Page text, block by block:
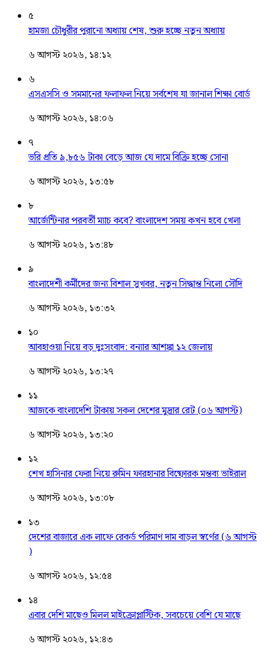
৫
হামজা চৌধুরীর পুরানো অধ্যায় শেষ, শুরু হচ্ছে নতুন অধ্যায়
৬ আগস্ট ২০২৬, ১৪:১২
৬
এসএসসি ও সমমানের ফলাফল নিয়ে সর্বশেষ যা জানাল শিক্ষা বোর্ড
৬ আগস্ট ২০২৬, ১৪:০৬
৭
ভরি প্রতি ৯,৮৫৬ টাকা বেড়ে আজ যে দামে বিক্রি হচ্ছে সোনা
৬ আগস্ট ২০২৬, ১৩:৫৮
৮
আর্জেন্টিনার পরবর্তী ম্যাচ কবে? বাংলাদেশ সময় কখন হবে খেলা
৬ আগস্ট ২০২৬, ১৩:৪৮
৯
বাংলাদেশী কর্মীদের জন্য বিশাল সুখবর, নতুন সিদ্ধান্ত নিলো সৌদি
৬ আগস্ট ২০২৬, ১৩:৩২
১০
আবহাওয়া নিয়ে বড় দুঃসংবাদ: বন্যার আশঙ্কা ১২ জেলায়
৬ আগস্ট ২০২৬, ১৩:২৭
১১
আজকে বাংলাদেশি টাকায় সকল দেশের মুদ্রার রেট (০৬ আগস্ট)
৬ আগস্ট ২০২৬, ১৩:২০
১২
শেখ হাসিনার ফেরা নিয়ে রুমিন ফারহানার বিষ্ফোরক মন্তব্য ভাইরাল
৬ আগস্ট ২০২৬, ১৩:০৮
১৩
দেশের বাজারে এক লাফে রেকর্ড পরিমাণ দাম বাড়ল স্বর্ণের (৬ আগস্ট
)
৬ আগস্ট ২০২৬, ১২:৫৪
১৪
এবার দেশি মাছেও মিলল মাইক্রোপ্লাস্টিক, সবচেয়ে বেশি যে মাছে
৬ আগস্ট ২০২৬, ১২:৪৩